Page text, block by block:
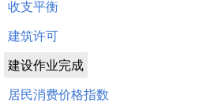
收支平衡
建筑许可
建设作业完成
居民消费价格指数